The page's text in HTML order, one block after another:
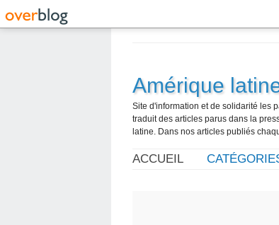
Amérique
Site d'information et de solidarité les
traduit des articles parus dans la
latine. Dans nos articles publiés
ACCUEIL